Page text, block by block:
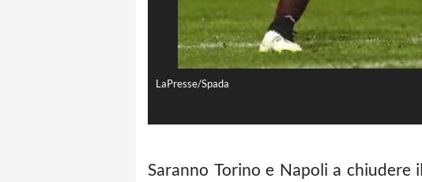
LaPresse/Spada
Saranno Torino e Napoli a